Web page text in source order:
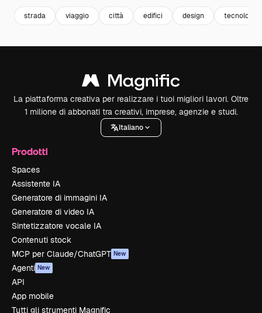
strada viaggio città edifici design tecnologia
La piattaforma creativa per realizzare i tuoi migliori lavori. Oltre
1 milione di abbonati tra creativi, imprese, agenzie e studi.
Italiano
Prodotti
Spaces
Assistente IA
Generatore di immagini IA
Generatore di video IA
Sintetizzatore vocale IA
Contenuti stock
MCP per Claude/ChatGPT New
Agenti New
API
App mobile
Tutti gli strumenti Magnific